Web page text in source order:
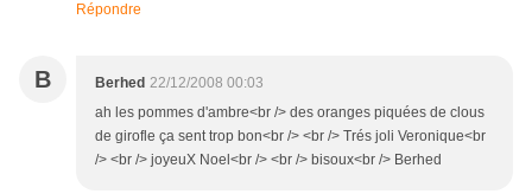
Répondre
B Berhed 22/12/2008 00:03
ah les pommes d'ambre<br /> des oranges piquées de clous
de girofle ça sent trop bon<br /> <br /> Trés joli Veronique<br
/> <br /> joyeuX Noel<br /> <br /> bisoux<br /> Berhed